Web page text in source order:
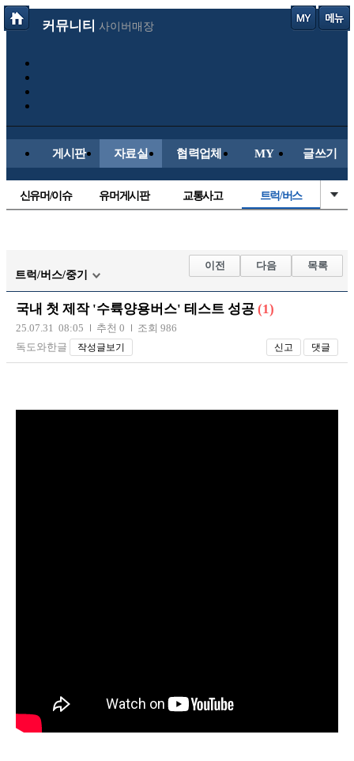
커뮤니티 사이버매장
게시판 자료실 협력업체 MY 글쓰기
신유머/이슈 유머게시판 교통사고 트럭/버스
레이싱모델 자유사진
군사/무기 항공/해운/철도
장착시공사진
트럭/버스/중기
이전 다음 목록
국내 첫 제작 '수륙양용버스' 테스트 성공 (1)
25.07.31 08:05 추천 0
조회 986
독도와한글
작성글보기 신고 댓글